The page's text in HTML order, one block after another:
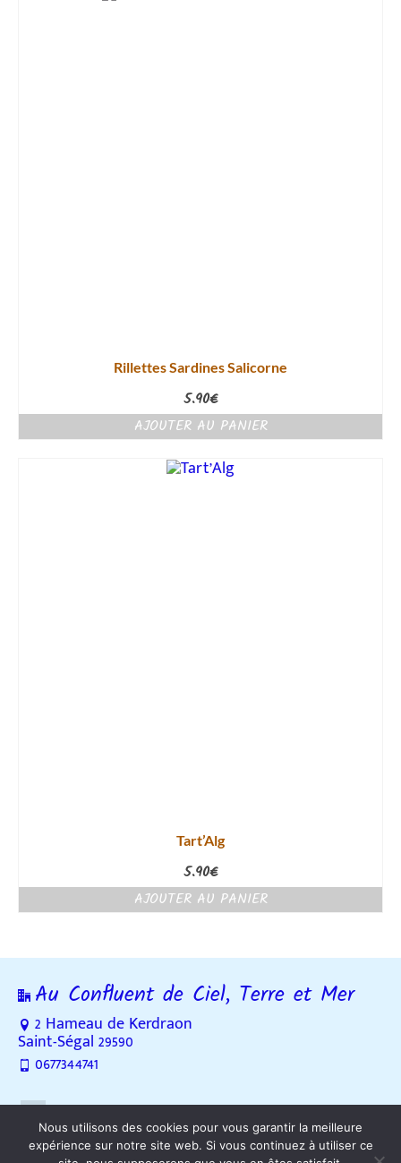
Rillettes Sardines Salicorne
5.90€
AJOUTER AU PANIER
Tart’Alg
5.90€
AJOUTER AU PANIER
Au Confluent de Ciel, Terre et Mer
2 Hameau de Kerdraon
Saint-Ségal 29590
0677344741
Nous utilisons des cookies pour vous garantir la meilleure
expérience sur notre site web. Si vous continuez à utiliser ce